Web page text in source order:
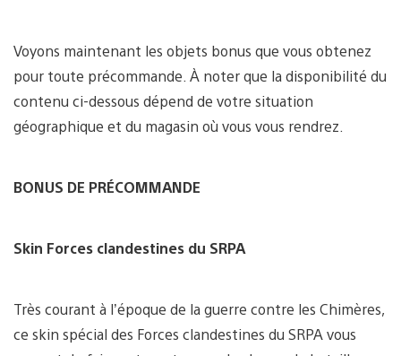
Voyons maintenant les objets bonus que vous obtenez
pour toute précommande. À noter que la disponibilité du
contenu ci-dessous dépend de votre situation
géographique et du magasin où vous vous rendrez.
BONUS DE PRÉCOMMANDE
Skin Forces clandestines du SRPA
Très courant à l’époque de la guerre contre les Chimères,
ce skin spécial des Forces clandestines du SRPA vous